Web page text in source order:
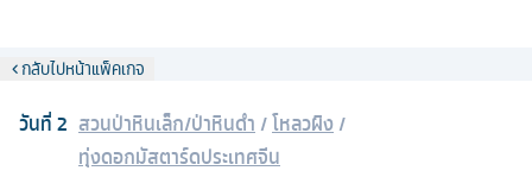
กลับไปหน้าแพ็คเกจ
วันที่2 สวนป่าหินเล็ก/ป่าหินดำ /โหลวผิง/
ทุ่งดอกมัสตาร์ดประเทศจีน